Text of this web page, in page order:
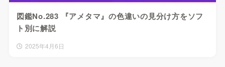
図鑑No.283 『アメタマ』の色違いの見分け方をソフ
ト別に解説
2025年4月6日